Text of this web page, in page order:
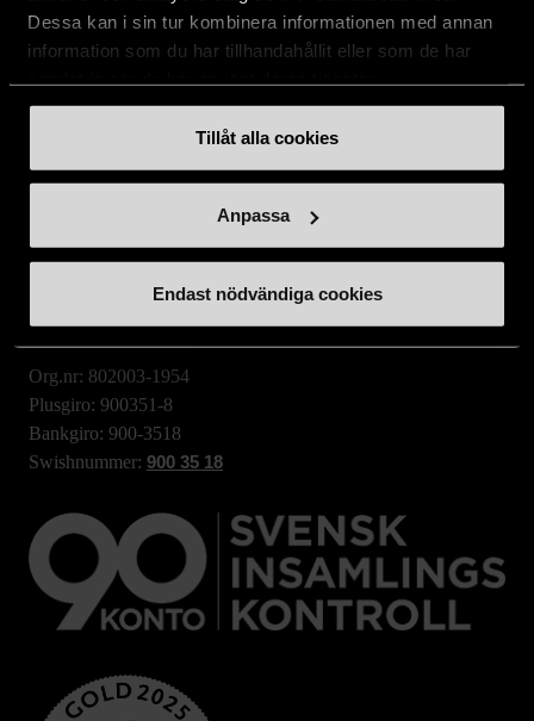
Dessa kan i sin tur kombinera informationen med annan
information som du har tillhandahållit eller som de har
Tillåt alla cookies
Anpassa
Endast nödvändiga cookies
Huvudkontor:
info[at]stadsmissionen.se(info[at]stadsmissionen[dot]se)
Postadress:
Org.nr: 802003-1954
Plusgiro: 900351-8
Bankgiro: 900-3518
Swishnummer: 900 35 18